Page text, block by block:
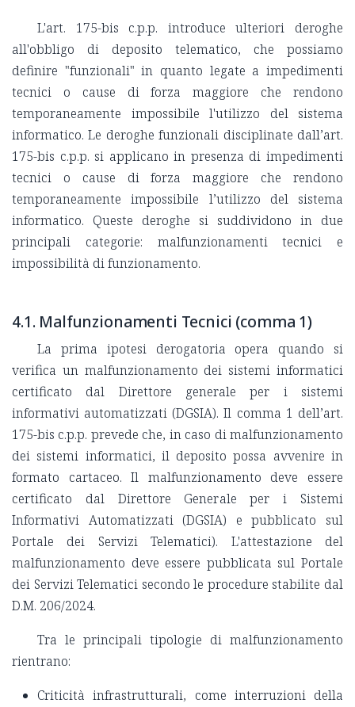
L'art. 175-bis c.p.p. introduce ulteriori deroghe
all'obbligo di deposito telematico, che possiamo
definire "funzionali" in quanto legate a impedimenti
tecnici o cause di forza maggiore che rendono
temporaneamente impossibile l'utilizzo del sistema
informatico. Le deroghe funzionali disciplinate dall’art.
175-bis c.p.p. si applicano in presenza di impedimenti
tecnici o cause di forza maggiore che rendono
temporaneamente impossibile l’utilizzo del sistema
informatico. Queste deroghe si suddividono in due
principali categorie: malfunzionamenti tecnici e
impossibilità di funzionamento.
4.1. Malfunzionamenti Tecnici (comma 1)
La prima ipotesi derogatoria opera quando si
verifica un malfunzionamento dei sistemi informatici
certificato dal Direttore generale per i sistemi
informativi automatizzati (DGSIA). Il comma 1 dell’art.
175-bis c.p.p. prevede che, in caso di malfunzionamento
dei sistemi informatici, il deposito possa avvenire in
formato cartaceo. Il malfunzionamento deve essere
certificato dal Direttore Generale per i Sistemi
Informativi Automatizzati (DGSIA) e pubblicato sul
Portale dei Servizi Telematici). L'attestazione del
malfunzionamento deve essere pubblicata sul Portale
dei Servizi Telematici secondo le procedure stabilite dal
D.M. 206/2024.
Tra le principali tipologie di malfunzionamento
rientrano:
Criticità infrastrutturali, come interruzioni della